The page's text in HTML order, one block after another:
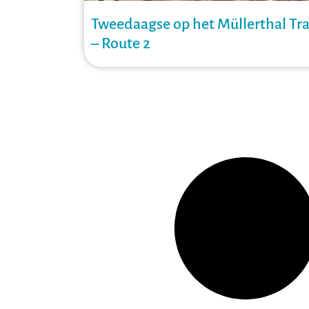
Tweedaagse op het Müllerthal
– Route 2